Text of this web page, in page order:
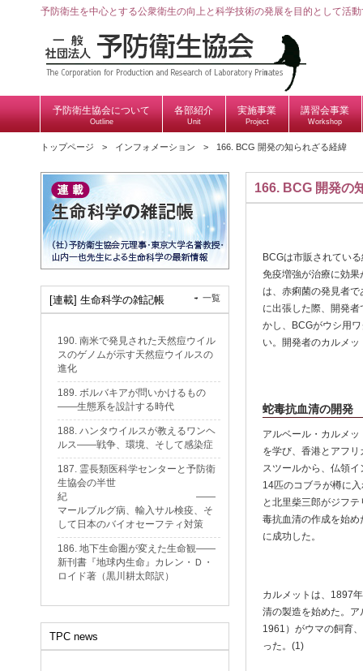
予防衛生を中心とする公衆衛生の向上と科学技術の発展を目的として活
予防衛生協会について
Outline
各部紹介
Unit
実施事業
Project
講習会事業
Workshop
トップページ インフォメーション 166. BCG 開発の知られざる経緯
166. BCG 開発の
BCGは市販されてい
免疫増強が治療に効
は、赤痢菌の発見者
に出張した際、開発
かし、BCGがウシ用
い。開発者のカルメ
蛇毒抗血清の開発
アルベール・カルメ
を学び、香港とアフ
スツールから、仏領
14匹のコブラが樽に
と北里柴三郎がジフ
毒抗血清の作成を始
に成功した。
カルメットは、1897
清の製造を始めた。
1961）がウマの飼育
った。(1)
[連載] 生命科学の雑記帳 一覧
190. 南米で発見された天然痘ウイル
スのゲノムが示す天然痘ウイルスの
進化
189. ボルバキアが問いかけるもの
——生態系を設計する時代
188. ハンタウイルスが教えるワンヘ
ルス——戦争、環境、そして感染症
187. 霊長類医科学センターと予防衛
生協会の半世
紀 ——
マールブルグ病、輸入サル検疫、そ
して日本のバイオセーフティ対策
186. 地下生命圏が変えた生命観——
新刊書『地球内生命』カレン・Ｄ・
ロイド著（黒川耕太郎訳）
TPC news